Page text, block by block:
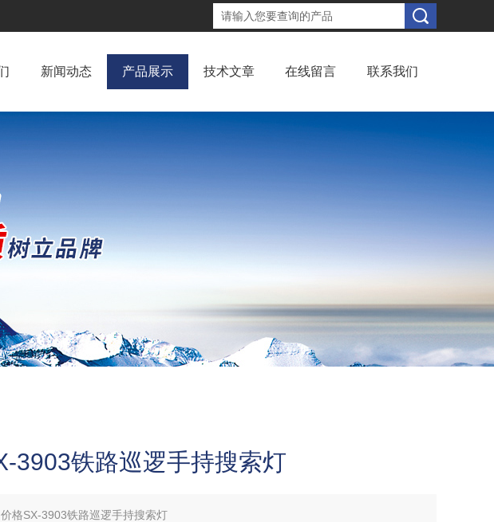
新闻动态 产品展示 技术文章 在线留言 联系我们
3903铁路巡逻手持搜索灯
价格SX-3903铁路巡逻手持搜索灯